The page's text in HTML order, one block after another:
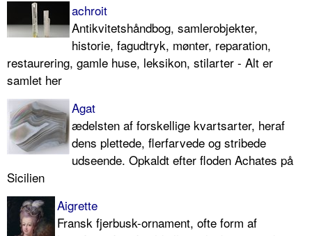
achroit
Antikvitetshåndbog, samlerobjekter,
historie, fagudtryk, mønter, reparation,
restaurering, gamle huse, leksikon, stilarter - Alt er
samlet her
Agat
ædelsten af forskellige kvartsarter, heraf
dens plettede, flerfarvede og stribede
udseende. Opkaldt efter floden Achates på
Sicilien
Aigrette
Fransk fjerbusk-ornament, ofte form af